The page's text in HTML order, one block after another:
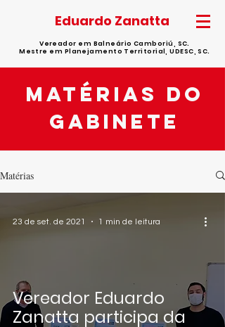
Eduardo Zanatta
Vereador em Balneário Camboriú, SC.
Mestre em Planejamento Territorial, UDESC, SC.
matérias do
gabinete
Matérias
Vereador Eduardo
Zanatta participa da
23 de set. de 2021 1 min de leitura